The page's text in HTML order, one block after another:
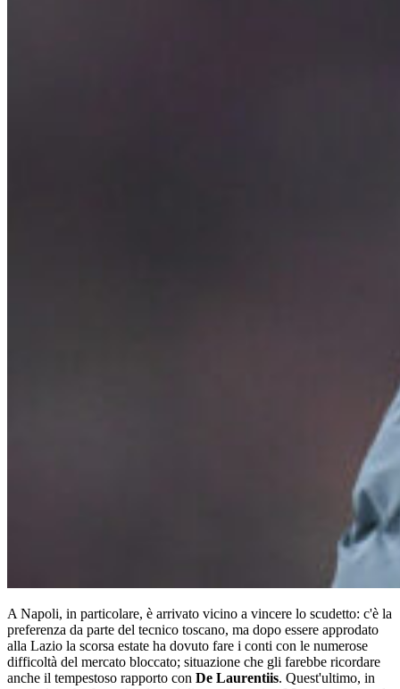
A Napoli, in particolare, è arrivato vicino a vincere lo scudetto: c'è la
preferenza da parte del tecnico toscano, ma dopo essere approdato
alla Lazio la scorsa estate ha dovuto fare i conti con le numerose
difficoltà del mercato bloccato; situazione che gli farebbe ricordare
anche il tempestoso rapporto con De Laurentiis. Quest'ultimo, in